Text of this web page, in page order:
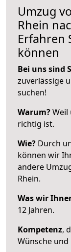
Umzug
Rhein
Erfahren
können
Bei uns sind
zuverlässige
suchen!
Warum?Weil
richtig ist.
Wie? Durch
können wir
andere
Rhein.
Was wir
12 Jahren.
Kompetenz,
Wünsche